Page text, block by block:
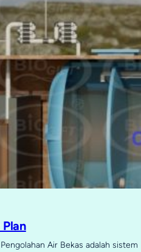
Air Bekas adalah